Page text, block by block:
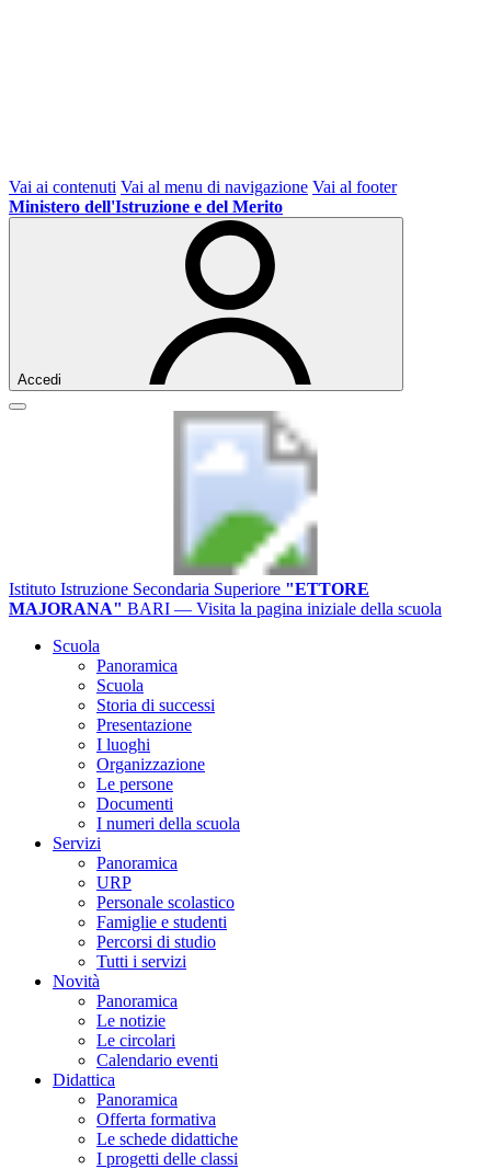
Vai ai contenuti Vai al menu di navigazione Vai al footer
Ministero dell'Istruzione e del Merito
Accedi
Istituto Istruzione Secondaria Superiore "ETTORE
MAJORANA" BARI — Visita la pagina iniziale della scuola
Scuola
Panoramica
Scuola
Storia di successi
Presentazione
I luoghi
Organizzazione
Le persone
Documenti
I numeri della scuola
Servizi
Panoramica
URP
Personale scolastico
Famiglie e studenti
Percorsi di studio
Tutti i servizi
Novità
Panoramica
Le notizie
Le circolari
Calendario eventi
Didattica
Panoramica
Offerta formativa
Le schede didattiche
I progetti delle classi